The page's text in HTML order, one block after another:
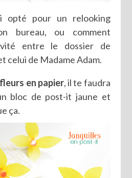
opté pour un relooking
bureau, ou comment
entre le dossier de
celui de Madame Adam.
fleurs en papier, il te faudra
bloc de post-it jaune et
ça.